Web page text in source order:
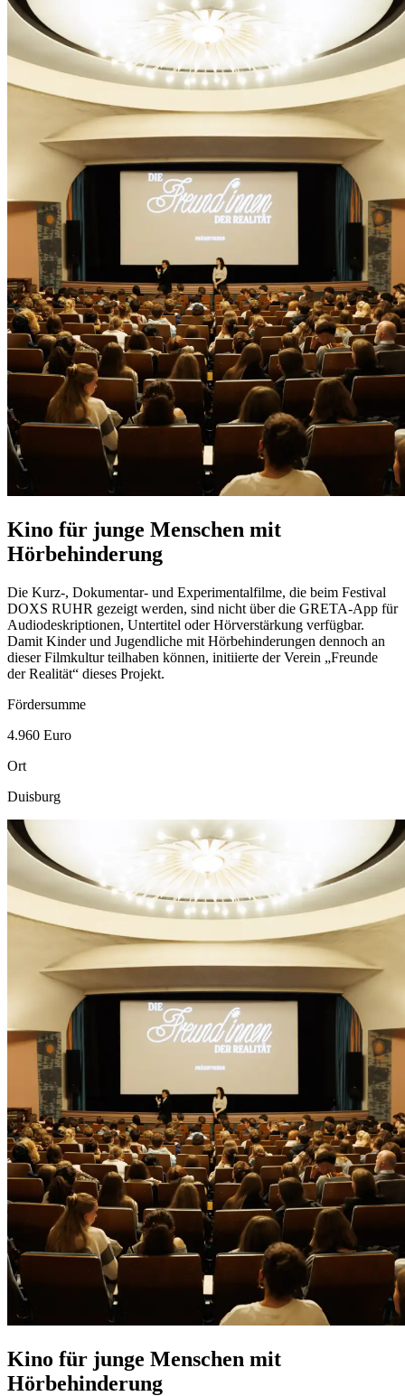
Kino für junge Menschen mit
Hörbehinderung
Die Kurz-, Dokumentar- und Experimentalfilme, die beim Festival
DOXS RUHR gezeigt werden, sind nicht über die GRETA-App für
Audiodeskriptionen, Untertitel oder Hörverstärkung verfügbar.
Damit Kinder und Jugendliche mit Hörbehinderungen dennoch an
dieser Filmkultur teilhaben können, initiierte der Verein „Freunde
der Realität“ dieses Projekt.
Fördersumme
4.960 Euro
Ort
Duisburg
Kino für junge Menschen mit
Hörbehinderung